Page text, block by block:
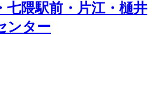
七隈駅前・片江・樋井
ンター